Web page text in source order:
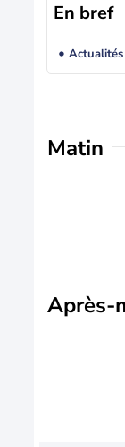
En bref
Matin
Après-